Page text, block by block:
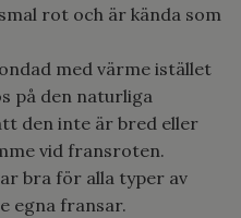
rot och är kända som
med värme istället
på den naturliga
den inte är bred eller
vid fransroten.
bra för alla typer av
egna fransar.